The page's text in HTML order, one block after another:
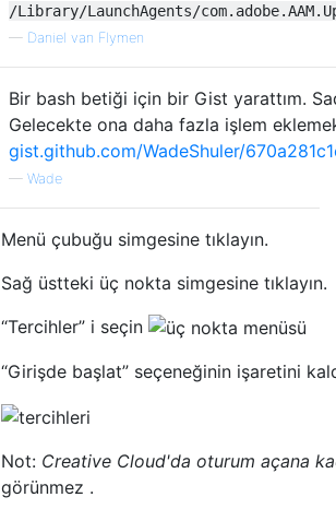
/Library/LaunchAgents/
— Daniel van Flymen
Bir bash betiği için bir Gist yarattım.
Gelecekte ona daha fazla işlem
gist.github.com/WadeShuler/
— Wade
Menü çubuğu simgesine tıklayın.
Sağ üstteki üç nokta simgesine tıklayın.
“Tercihler” i seçin
“Girişde başlat” seçeneğinin işaretini
Not: Creative Cloud'da oturum açana
görünmez .